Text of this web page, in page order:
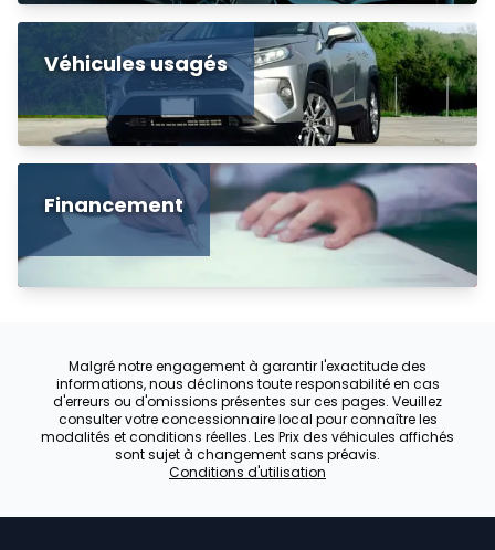
Véhicules usagés
Financement
Malgré notre engagement à garantir l'exactitude des
informations, nous déclinons toute responsabilité en cas
d'erreurs ou d'omissions présentes sur ces pages. Veuillez
consulter votre concessionnaire local pour connaître les
modalités et conditions réelles. Les Prix des véhicules affichés
sont sujet à changement sans préavis.
Conditions d'utilisation